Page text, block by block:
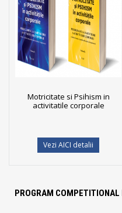
Motricitate si Psihism in
activitatile corporale
Vezi AICI detalii
PROGRAM